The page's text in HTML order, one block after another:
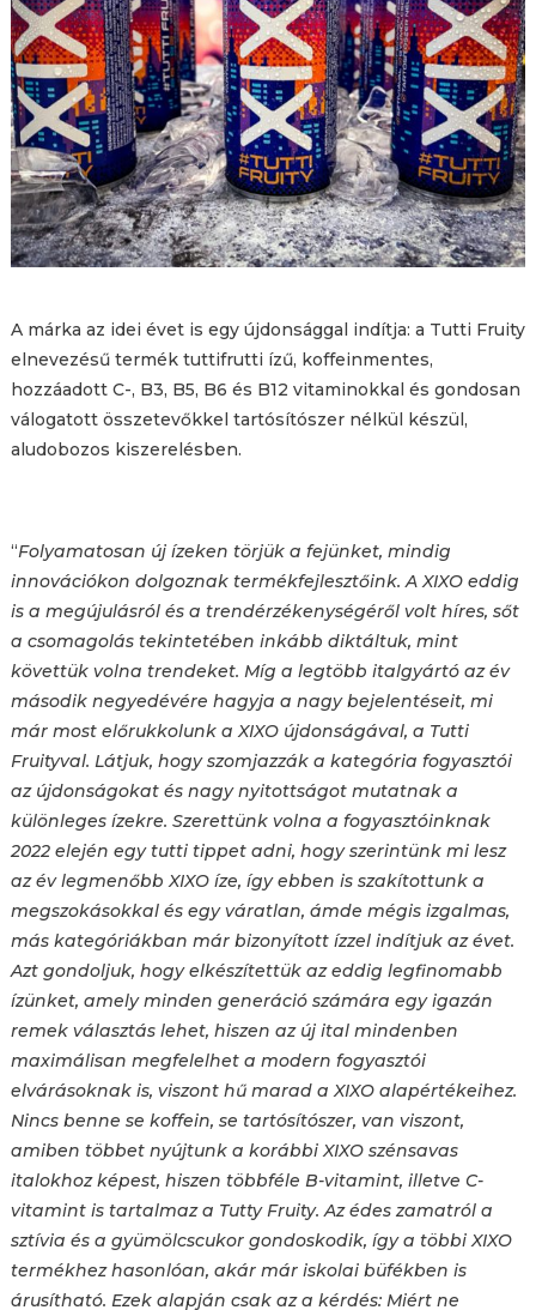
A márka az idei évet is egy újdonsággal indítja: a Tutti Fruity
elnevezésű termék tuttifrutti ízű, koffeinmentes,
hozzáadott C-, B3, B5, B6 és B12 vitaminokkal és gondosan
válogatott összetevőkkel tartósítószer nélkül készül,
aludobozos kiszerelésben.
“Folyamatosan új ízeken törjük a fejünket, mindig
innovációkon dolgoznak termékfejlesztőink. A XIXO eddig
is a megújulásról és a trendérzékenységéről volt híres, sőt
a csomagolás tekintetében inkább diktáltuk, mint
követtük volna trendeket. Míg a legtöbb italgyártó az év
második negyedévére hagyja a nagy bejelentéseit, mi
már most előrukkolunk a XIXO újdonságával, a Tutti
Fruityval. Látjuk, hogy szomjazzák a kategória fogyasztói
az újdonságokat és nagy nyitottságot mutatnak a
különleges ízekre. Szerettünk volna a fogyasztóinknak
2022 elején egy tutti tippet adni, hogy szerintünk mi lesz
az év legmenőbb XIXO íze, így ebben is szakítottunk a
megszokásokkal és egy váratlan, ámde mégis izgalmas,
más kategóriákban már bizonyított ízzel indítjuk az évet.
Azt gondoljuk, hogy elkészítettük az eddig legfinomabb
ízünket, amely minden generáció számára egy igazán
remek választás lehet, hiszen az új ital mindenben
maximálisan megfelelhet a modern fogyasztói
elvárásoknak is, viszont hű marad a XIXO alapértékeihez.
Nincs benne se koffein, se tartósítószer, van viszont,
amiben többet nyújtunk a korábbi XIXO szénsavas
italokhoz képest, hiszen többféle B-vitamint, illetve C-
vitamint is tartalmaz a Tutty Fruity. Az édes zamatról a
sztívia és a gyümölcscukor gondoskodik, így a többi XIXO
termékhez hasonlóan, akár már iskolai büfékben is
árusítható. Ezek alapján csak az a kérdés: Miért ne